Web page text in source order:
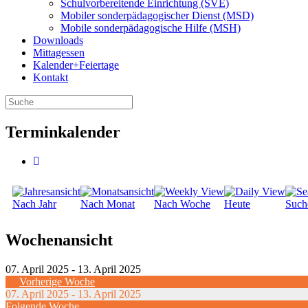
Schulvorbereitende Einrichtung (SVE)
Mobiler sonder­­pädagogischer Dienst (MSD)
Mobile sonder­pädagogische Hilfe (MSH)
Downloads
Mittagessen
Kalender+Feiertage
Kontakt
Terminkalender
Nach Jahr Nach Monat Nach Woche Heute
Wochenansicht
07. April 2025 - 13. April 2025
Vorherige Woche
07. April 2025 - 13. April 2025